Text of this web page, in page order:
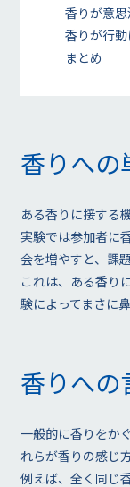
香りが意
香りが行
まとめ
香りへの
ある香りに接する
実験では参加者に
会を増やすと、課
これは、ある香り
験によってまさに
香りへの
一般的に香りをか
れらが香りの感じ
例えば、全く同じ